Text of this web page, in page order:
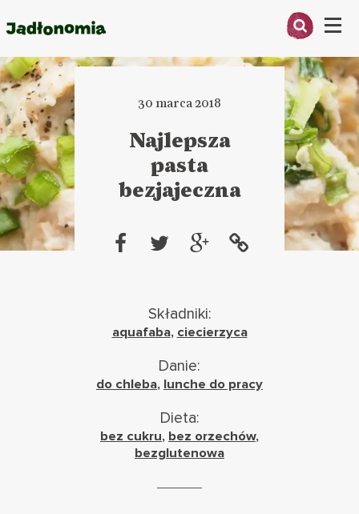
Menu
ARTYKUŁY
KSIĄŻKI
KONTAKT
30 marca 2018
Najlepsza
pasta
bezjajeczna
Składniki:
aquafaba, ciecierzyca
Danie:
do chleba, lunche do pracy
Dieta:
bez cukru, bez orzechów,
bezglutenowa